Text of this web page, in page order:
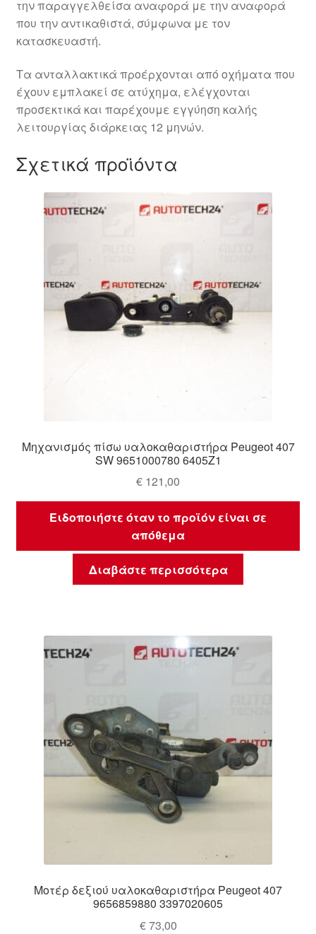
την παραγγελθείσα αναφορά με την αναφορά
που την αντικαθιστά, σύμφωνα με τον
κατασκευαστή.
Τα ανταλλακτικά προέρχονται από οχήματα που
έχουν εμπλακεί σε ατύχημα, ελέγχονται
προσεκτικά και παρέχουμε εγγύηση καλής
λειτουργίας διάρκειας 12 μηνών.
Σχετικά προϊόντα
Μηχανισμός πίσω υαλοκαθαριστήρα Peugeot 407
SW 9651000780 6405Z1
€ 121,00
Ειδοποιήστε όταν το προϊόν είναι σε
απόθεμα
Διαβάστε περισσότερα
Μοτέρ δεξιού υαλοκαθαριστήρα Peugeot 407
9656859880 3397020605
€73,00